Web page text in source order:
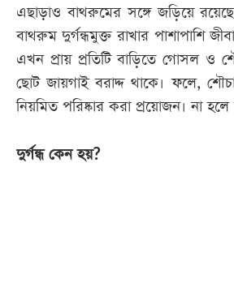
এছাড়াও বাথরুমের সঙ্গে জড়িয়ে রয়েছে
বাথরুম দুর্গন্ধমুক্ত রাখার পাশাপাশি
এখন প্রায় প্রতিটি বাড়িতে গোসল ও
ছোট জায়গাই বরাদ্দ থাকে। ফলে,
নিয়মিত পরিষ্কার করা প্রয়োজন। না
দুর্গন্ধ কেন হয়?